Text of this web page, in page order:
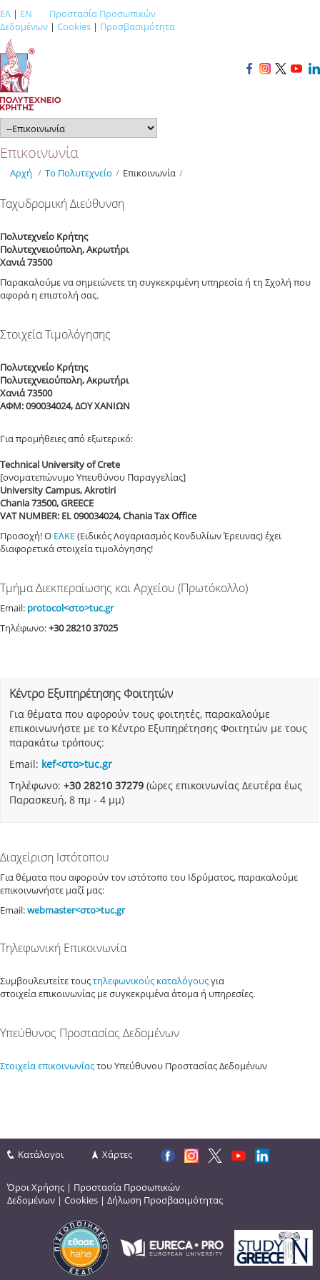
ΕΛ | EN
Προστασία Προσωπικών
Δεδομένων | Cookies | Προσβασιμότητα
Επικοινωνία
Αρχή / Το Πολυτεχνείο / Επικοινωνία /
Ταχυδρομική Διεύθυνση
Πολυτεχνείο Κρήτης
Πολυτεχνειούπολη, Ακρωτήρι
Χανιά 73500
Παρακαλούμε να σημειώνετε τη συγκεκριμένη υπηρεσία ή τη Σχολή που
αφορά η επιστολή σας.
Στοιχεία Τιμολόγησης
Πολυτεχνείο Κρήτης
Πολυτεχνειούπολη, Ακρωτήρι
Χανιά 73500
ΑΦΜ: 090034024, ΔΟΥ ΧΑΝΙΩΝ
Για προμήθειες από εξωτερικό:
Technical University of Crete
[ονοματεπώνυμο Υπευθύνου Παραγγελίας]
University Campus, Akrotiri
Chania 73500, GREECE
VAT NUMBER: EL 090034024, Chania Tax Office
Προσοχή! Ο ΕΛΚΕ(Ειδικός Λογαριασμός Κονδυλίων Έρευνας) έχει
διαφορετικά στοιχεία τιμολόγησης!
Τμήμα Διεκπεραίωσης και Αρχείου (Πρωτόκολλο)
Email: protocol<στο>tuc.gr
Τηλέφωνο:+30 28210 37025
Κέντρο Εξυπηρέτησης Φοιτητών
Για θέματα που αφορούν τους φοιτητές, παρακαλούμε
επικοινωνήστε με το Kέντρο Εξυπηρέτησης Φοιτητών με τους
παρακάτω τρόπους:
Email: kef<στο>tuc.gr
Τηλέφωνο: +30 28210 37279 (ώρες επικοινωνίας Δευτέρα έως
Παρασκευή, 8 πμ - 4 μμ)
Διαχείριση Ιστότοπου
Για θέματα που αφορούν τον ιστότοπο του Ιδρύματος, παρακαλούμε
επικοινωνήστε μαζί μας:
Email:webmaster<στο>tuc.gr
Τηλεφωνική Επικοινωνία
Συμβουλευτείτε τουςτηλεφωνικούς καταλόγουςγια
στοιχεία επικοινωνίας με συγκεκριμένα άτομα ή υπηρεσίες.
Υπεύθυνος Προστασίας Δεδομένων
Στοιχεία επικοινωνίαςτου Υπεύθυνου Προστασίας Δεδομένων
Κατάλογοι Χάρτες
Όροι Χρήσης | Προστασία Προσωπικών
Δεδομένων | Cookies | Δήλωση Προσβασιμότητας